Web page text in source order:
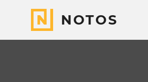
NOTOS